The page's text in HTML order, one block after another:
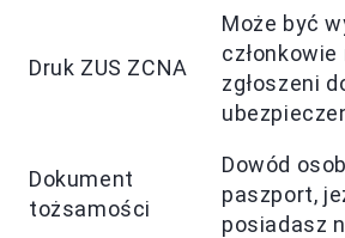
Druk ZUS ZCNA
Może być
zgłoszeni
Dokument
tożsamości
Dowód
paszport,
posiadasz